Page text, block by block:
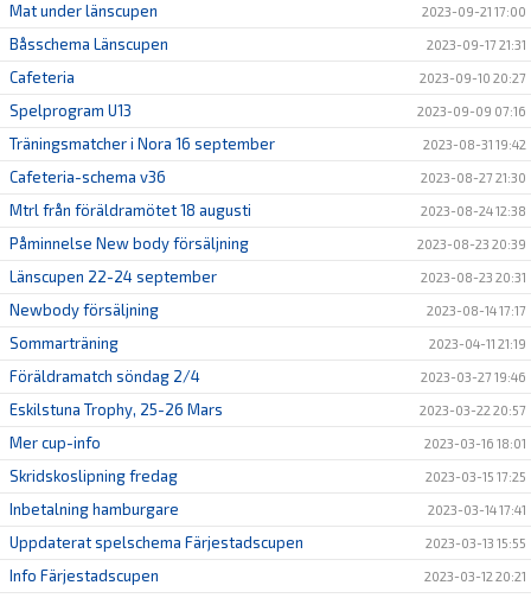
Mat under länscupen 2023-09-21 17:00
Båsschema Länscupen 2023-09-17 21:31
Cafeteria 2023-09-10 20:27
Spelprogram U13 2023-09-09 07:16
Träningsmatcher i Nora 16 september 2023-08-31 19:42
Cafeteria-schema v36 2023-08-27 21:30
Mtrl från föräldramötet 18 augusti 2023-08-24 12:38
Påminnelse New body försäljning 2023-08-23 20:39
Länscupen 22-24 september 2023-08-23 20:31
Newbody försäljning 2023-08-14 17:17
Sommarträning 2023-04-11 21:19
Föräldramatch söndag 2/4 2023-03-27 19:46
Eskilstuna Trophy, 25-26 Mars 2023-03-22 20:57
Mer cup-info 2023-03-16 18:01
Skridskoslipning fredag 2023-03-15 17:25
Inbetalning hamburgare 2023-03-14 17:41
Uppdaterat spelschema Färjestadscupen 2023-03-13 15:55
Info Färjestadscupen 2023-03-12 20:21